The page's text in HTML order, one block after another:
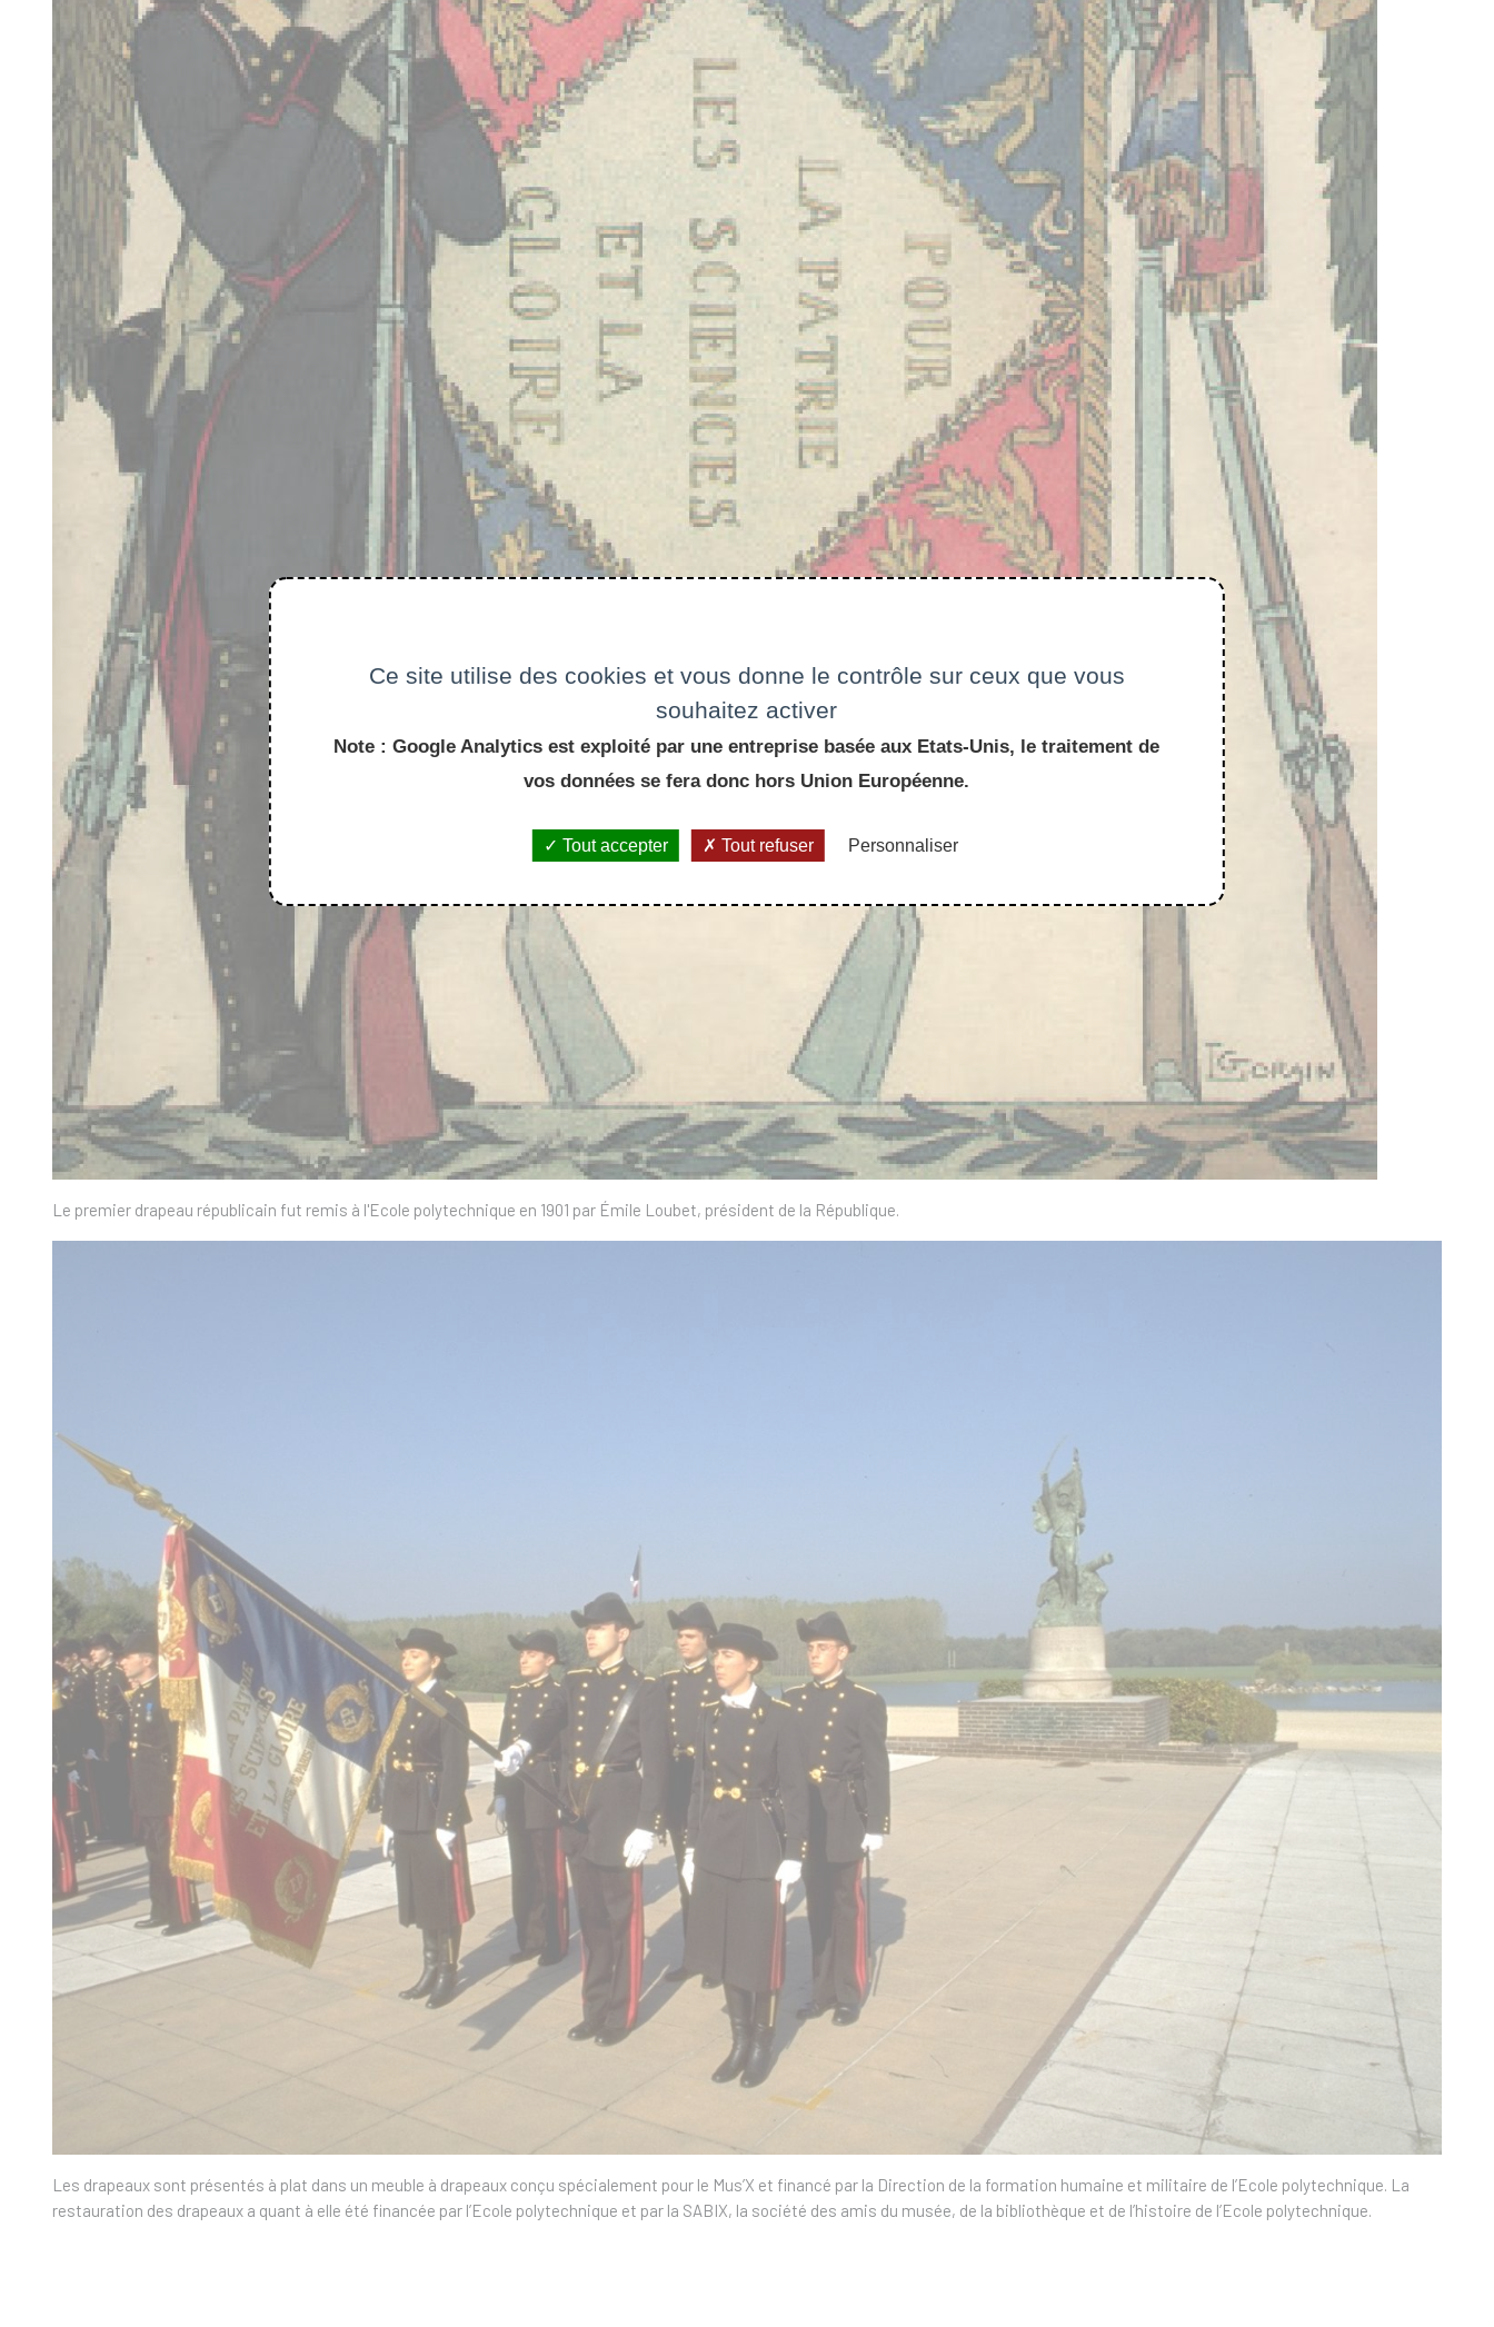
Le premier drapeau républicain fut remis à l'Ecole polytechnique en 1901 par Émile Loubet, président de la République.
Les drapeaux sont présentés à plat dans un meuble à drapeaux conçu spécialement pour le Mus’X et financé par la Direction de la formation humaine et militaire de l’Ecole polytechnique. La
restauration des drapeaux a quant à elle été financée par l’Ecole polytechnique et par la SABIX, la société des amis du musée, de la bibliothèque et de l’histoire de l’Ecole polytechnique.
Ce site utilise des cookies et vous donne le contrôle sur ceux que vous
souhaitez activer
Note : Google Analytics est exploité par une entreprise basée aux Etats-Unis, le traitement de
vos données se fera donc hors Union Européenne.
Tout accepter Tout refuser Personnaliser